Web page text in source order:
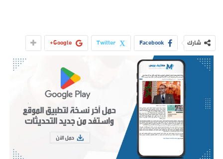
شارك Facebook
Twitter
Google+